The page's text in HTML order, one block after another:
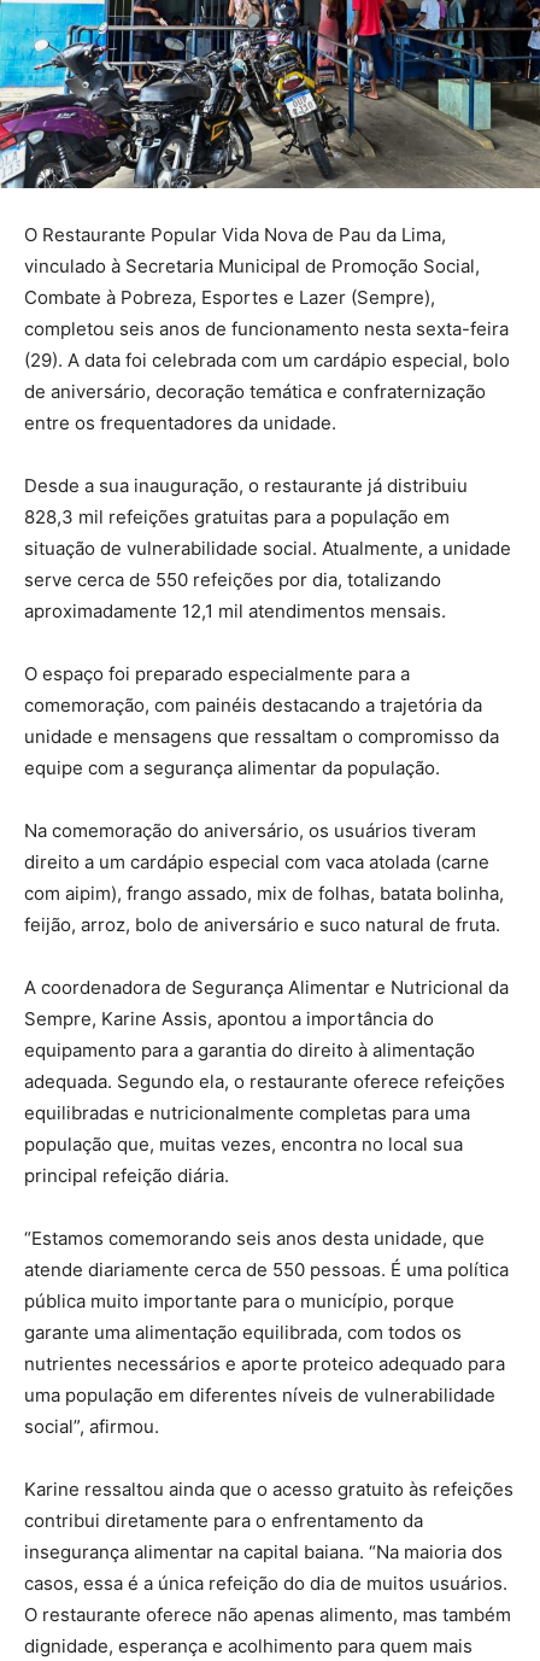
O Restaurante Popular Vida Nova de Pau da Lima,
vinculado à Secretaria Municipal de Promoção Social,
Combate à Pobreza, Esportes e Lazer (Sempre),
completou seis anos de funcionamento nesta sexta-feira
(29). A data foi celebrada com um cardápio especial, bolo
de aniversário, decoração temática e confraternização
entre os frequentadores da unidade.
Desde a sua inauguração, o restaurante já distribuiu
828,3 mil refeições gratuitas para a população em
situação de vulnerabilidade social. Atualmente, a unidade
serve cerca de 550 refeições por dia, totalizando
aproximadamente 12,1 mil atendimentos mensais.
O espaço foi preparado especialmente para a
comemoração, com painéis destacando a trajetória da
unidade e mensagens que ressaltam o compromisso da
equipe com a segurança alimentar da população.
Na comemoração do aniversário, os usuários tiveram
direito a um cardápio especial com vaca atolada (carne
com aipim), frango assado, mix de folhas, batata bolinha,
feijão, arroz, bolo de aniversário e suco natural de fruta.
A coordenadora de Segurança Alimentar e Nutricional da
Sempre, Karine Assis, apontou a importância do
equipamento para a garantia do direito à alimentação
adequada. Segundo ela, o restaurante oferece refeições
equilibradas e nutricionalmente completas para uma
população que, muitas vezes, encontra no local sua
principal refeição diária.
“Estamos comemorando seis anos desta unidade, que
atende diariamente cerca de 550 pessoas. É uma política
pública muito importante para o município, porque
garante uma alimentação equilibrada, com todos os
nutrientes necessários e aporte proteico adequado para
uma população em diferentes níveis de vulnerabilidade
social”, afirmou.
Karine ressaltou ainda que o acesso gratuito às refeições
contribui diretamente para o enfrentamento da
insegurança alimentar na capital baiana. “Na maioria dos
casos, essa é a única refeição do dia de muitos usuários.
O restaurante oferece não apenas alimento, mas também
dignidade, esperança e acolhimento para quem mais